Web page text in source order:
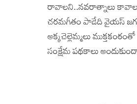
రావాల‌ని..న‌వ‌రాత్నాలు
చరమగీతం పాడేది వైయ‌స్
అక్క‌చెల్లెమ్మ‌లు
సంక్షేమ పథకాలు